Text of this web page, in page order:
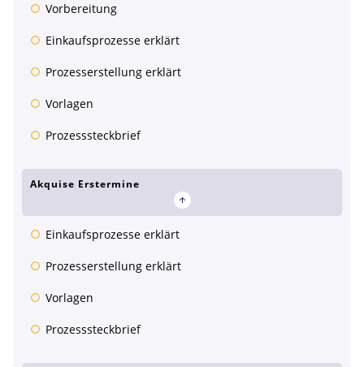
Vorbereitung
Einkaufsprozesse erklärt
Prozesserstellung erklärt
Vorlagen
Prozesssteckbrief
Akquise Erstermine
Einkaufsprozesse erklärt
Prozesserstellung erklärt
Vorlagen
Prozesssteckbrief